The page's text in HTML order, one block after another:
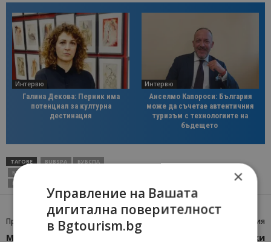
Интервю
Галина Декова: Перник има
потенциал за културна
дестинация
Интервю
Анселмо Капороси: България
може да съчетае автентичния
туризъм с технологиите на
бъдещето
ТАГОВЕ BUBSPA
БУБСПА
БЪЛГАРСКИ СЪЮЗ ПО БАЛНЕОЛОГИЯ И СПА ТУРИЗЪМ
Д-Р СИЙКА КАЦАРОВА
КОНГРЕС
Предишна статия
Модева и Заячка
Следваща статия
Близо 20 български
×
Управление на Вашата
дигитална поверителност
в Bgtourism.bg